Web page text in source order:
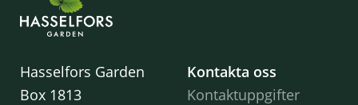
Hasselfors Garden
Box 1813
Kontakta oss
Kontaktuppgifter